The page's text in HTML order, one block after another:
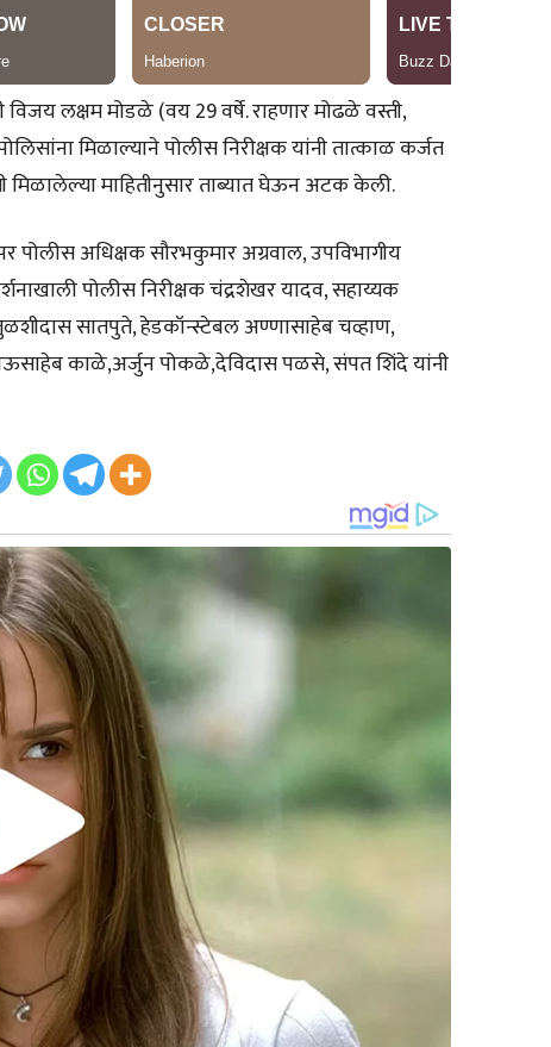
लक्षम मोडळे (वय 29 वर्षे. राहणार मोढळे वस्ती,
मिळाल्याने पोलीस निरीक्षक यांनी तात्काळ कर्जत
मिळालेल्या माहितीनुसार ताब्यात घेऊन अटक केली.
पोलीस अधिक्षक सौरभकुमार अग्रवाल, उपविभागीय
पोलीस निरीक्षक चंद्रशेखर यादव, सहाय्यक
सातपुते, हेडकॉन्स्टेबल अण्णासाहेब चव्हाण,
काळे,अर्जुन पोकळे,देविदास पळसे, संपत शिंदे यांनी